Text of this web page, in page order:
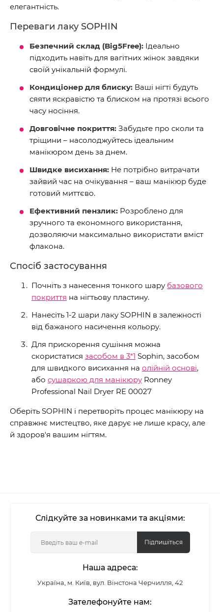
елегантність.
Переваги лаку SOPHIN
Безпечний склад (Big5Free): Ідеально
підходить навіть для вагітних жінок завдяки
своїй унікальній формулі.
Кондиціонер для блиску: Ваші нігті будуть
сяяти яскравістю та блиском на протязі всього
часу носіння.
Довговічне покриття: Забудьте про сколи та
тріщини – насолоджуйтесь ідеальним
манікюром день за днем.
Швидке висихання: Не потрібно витрачати
зайвий час на очікування – ваш манікюр буде
готовий миттєво.
Ефективний пензлик: Розроблено для
зручного та економного використання,
дозволяючи максимально використати вміст
флакона.
Спосіб застосування
Почніть з нанесення тонкого шару базового
покриття на нігтьову пластину.
Нанесіть 1-2 шари лаку SOPHIN в залежності
від бажаного насичення кольору.
Для прискорення сушіння можна
скористатися засобом в 3*1 Sophin, засобом
для швидкого висихання на олійній основі,
або сушаркою для манікюру Ronney
Professional Nail Dryer RE 00027
Оберіть SOPHIN і перетворіть процес манікюру на
справжнє мистецтво, яке дарує не лише красу, але
й здоров'я вашим нігтям.
Слідкуйте за новинками та акціями:
Підпишіться
Наша адреса:
Україна, м. Київ, вул. Вінстона Черчилля, 42
Зателефонуйте нам: